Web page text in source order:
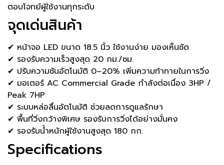
ตอบโจทย์ผู้ใช้งานทุกระดับ
จุดเด่นสินค้า
✔ หน้าจอ LED ขนาด 18.5 นิ้ว ใช้งานง่าย มองเห็นชัด
✔ รองรับความเร็วสูงสุด 20 กม./ชม.
✔ ปรับความชันอัตโนมัติ 0–20% เพิ่มความท้าทายในการวิ่ง
✔ มอเตอร์ AC Commercial Grade กำลังต่อเนื่อง 3HP /
Peak 7HP
✔ ระบบหล่อลื่นอัตโนมัติ ช่วยลดการดูแลรักษา
✔ พื้นที่วิ่งกว้างพิเศษ รองรับการวิ่งได้อย่างมั่นคง
✔ รองรับน้ำหนักผู้ใช้งานสูงสุด 180 กก.
Specifications